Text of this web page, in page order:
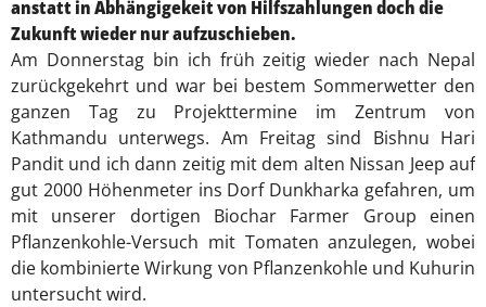
anstatt in Abhängigekeit von Hilfszahlungen doch die
Zukunft wieder nur aufzuschieben.
Am Donnerstag bin ich früh zeitig wieder nach Nepal
zurückgekehrt und war bei bestem Sommerwetter den
ganzen Tag zu Projekttermine im Zentrum von
Kathmandu unterwegs. Am Freitag sind Bishnu Hari
Pandit und ich dann zeitig mit dem alten Nissan Jeep auf
gut 2000 Höhenmeter ins Dorf Dunkharka gefahren, um
mit unserer dortigen Biochar Farmer Group einen
Pflanzenkohle-Versuch mit Tomaten anzulegen, wobei
die kombinierte Wirkung von Pflanzenkohle und Kuhurin
untersucht wird.